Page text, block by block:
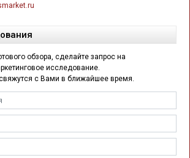
обзора, сделайте запрос на
исследование.
с Вами в ближайшее время.